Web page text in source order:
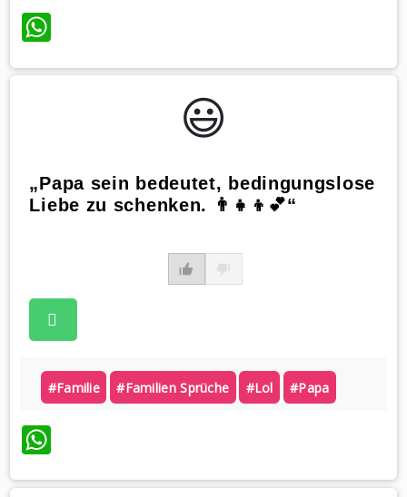
WhatsApp
😃️
„Papa sein bedeutet, bedingungslose
Liebe zu schenken. 👨‍👧‍👦💕“
#familie #familien Sprüche #lol #papa
WhatsApp